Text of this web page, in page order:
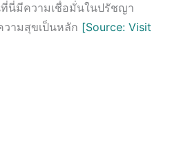
นี่มีความเชื่อมั่นในปรัชญา
วามสุขเป็นหลัก [Source: Visit